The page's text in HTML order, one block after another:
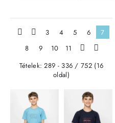
|< < 3 4 5 6
7
8
9 10 11 >
>|
Tételek: 289 - 336 / 752 (16
oldal)